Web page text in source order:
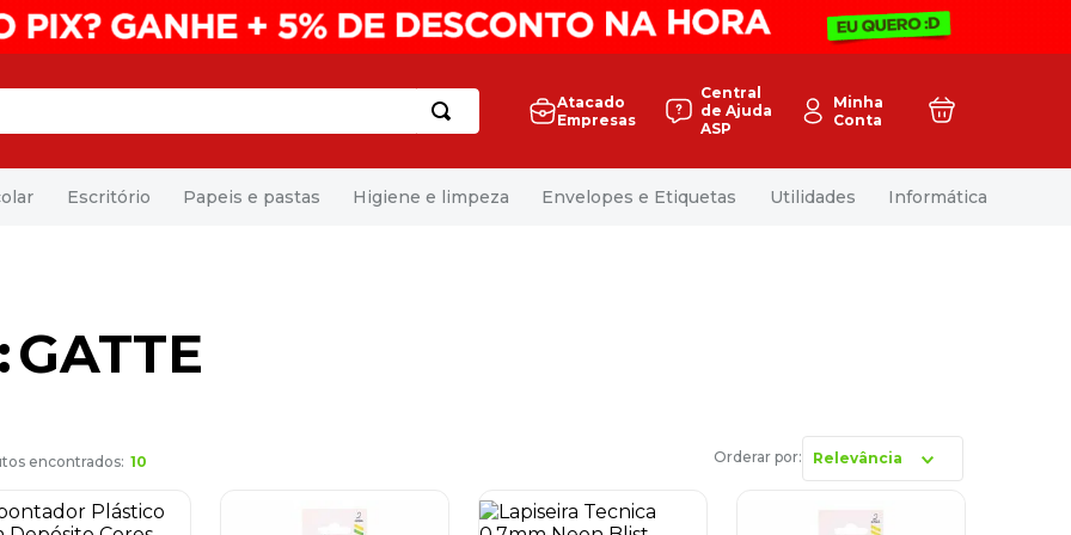
Atacado
Empresas
Central
de Ajuda
ASP
Minha
Conta
Escritório Papeis e pastas Higiene e limpeza Envelopes e Etiquetas Utilidades Informática
GATTE
10 Relevância